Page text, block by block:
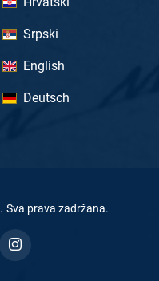
Srpski
English
Deutsch
. Sva prava zadržana.